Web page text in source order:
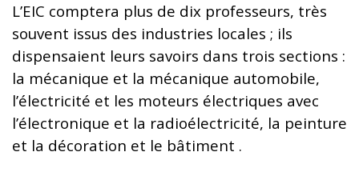
L’EIC comptera plus de dix professeurs, très
souvent issus des industries locales ; ils
dispensaient leurs savoirs dans trois sections :
la mécanique et la mécanique automobile,
l’électricité et les moteurs électriques avec
l’électronique et la radioélectricité, la peinture
et la décoration et le bâtiment .